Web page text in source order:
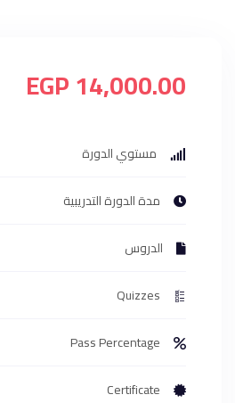
14,000.00 EGP
مستوي الدورة
مدة الدورة التدريبية
الدروس
Quizzes
Pass Percentage
Certificate